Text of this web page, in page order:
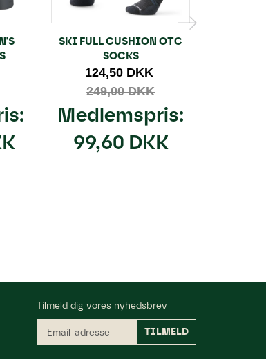
SKI FULL CUSHION OTC
SOCKS
124,50 DKK
249,00 DKK
Medlemspris:
99,60 DKK
Tilmeld dig vores nyhedsbrev
adresse
TILMELD